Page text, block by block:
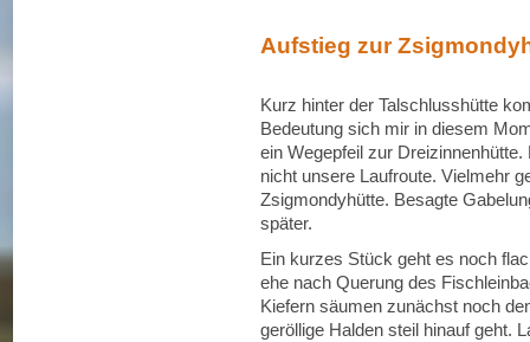
Aufstieg zur
Kurz hinter der Talschlusshütte
Bedeutung sich mir in diesem
ein Wegepfeil zur
nicht unsere Laufroute. Vielmehr
Zsigmondyhütte. Besagte
später.
Ein kurzes Stück geht es noch
ehe nach Querung des
Kiefern säumen zunächst noch
geröllige Halden steil hinauf geht.